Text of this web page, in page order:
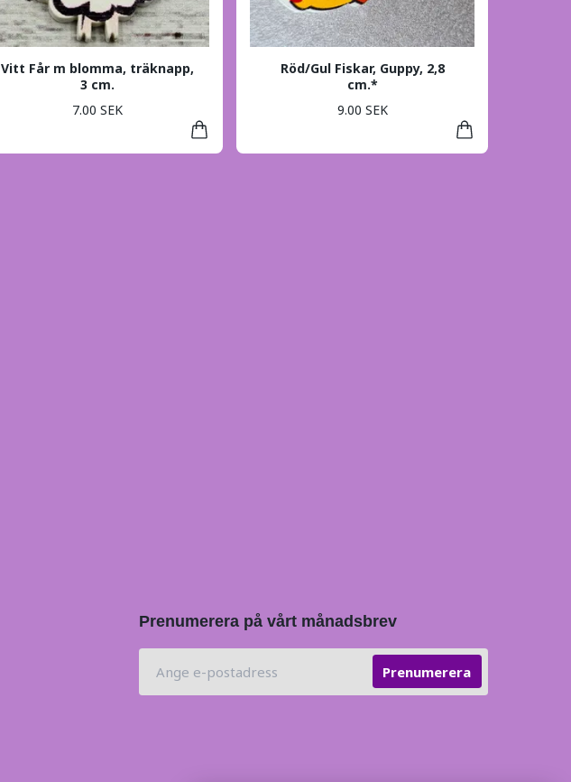
Vitt Får m blomma, träknapp,
3 cm.
7.00 SEK
Röd/Gul Fiskar, Guppy, 2,8
cm.*
9.00 SEK
Prenumerera på vårt månadsbrev
Prenumerera